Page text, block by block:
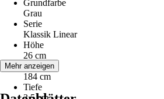
Grundfarbe
Grau
Serie
Klassik Linear
Höhe
26 cm
Breite
184 cm
Tiefe
Mehr anzeigen